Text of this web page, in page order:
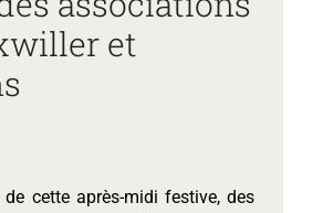
et
cette après-midi festive, des